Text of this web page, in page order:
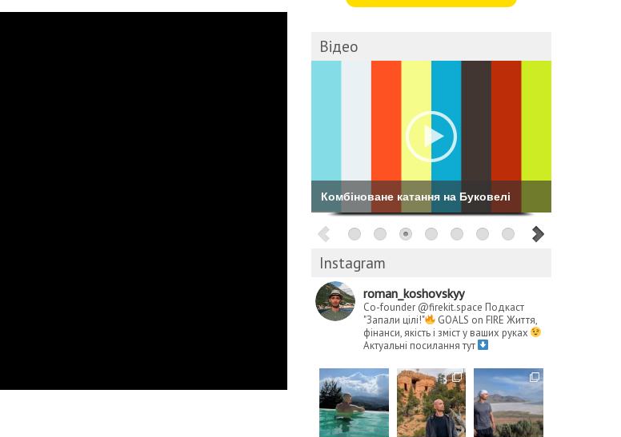
Відео
Комбіноване катання на Буковелі
Instagram
roman_koshovskyy
Co-founder @firekit.space Подкаст
"Запали цілі!"
GOALS on FIRE Життя,
фінанси, якість і зміст у ваших руках
Актуальні посилання тут